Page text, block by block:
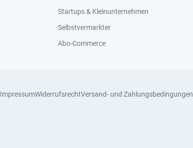
Startups & Kleinunternehmen
Selbstvermarkter
Abo-Commerce
ImpressumWiderrufsrechtVersand- und Zahlungsbedingungen